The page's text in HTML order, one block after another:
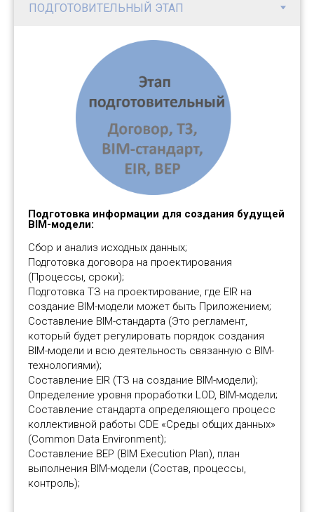
Подготовка информации для создания будущей
BIM-модели:
Сбор и анализ исходных данных;
Подготовка договора на проектирования
(Процессы, сроки);
Подготовка ТЗ на проектирование, где EIR на
создание BIM-модели может быть Приложением;
Составление BIM-стандарта (Это регламент,
который будет регулировать порядок создания
BIM-модели и всю деятельность связанную с BIM-
технологиями);
Составление EIR (ТЗ на создание BIM-модели);
Определение уровня проработки LOD, BIM-модели;
Составление стандарта определяющего процесс
коллективной работы CDE «Среды общих данных»
(Common Data Environment);
Составление BEP (BIM Execution Plan), план
выполнения BIM-модели (Состав, процессы,
контроль);